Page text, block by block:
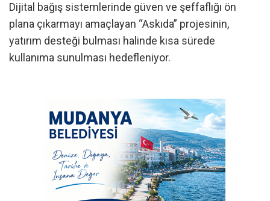
Dijital bağış sistemlerinde güven ve şeffaflığı ön
plana çıkarmayı amaçlayan “Askıda” projesinin,
yatırım desteği bulması halinde kısa sürede
kullanıma sunulması hedefleniyor.